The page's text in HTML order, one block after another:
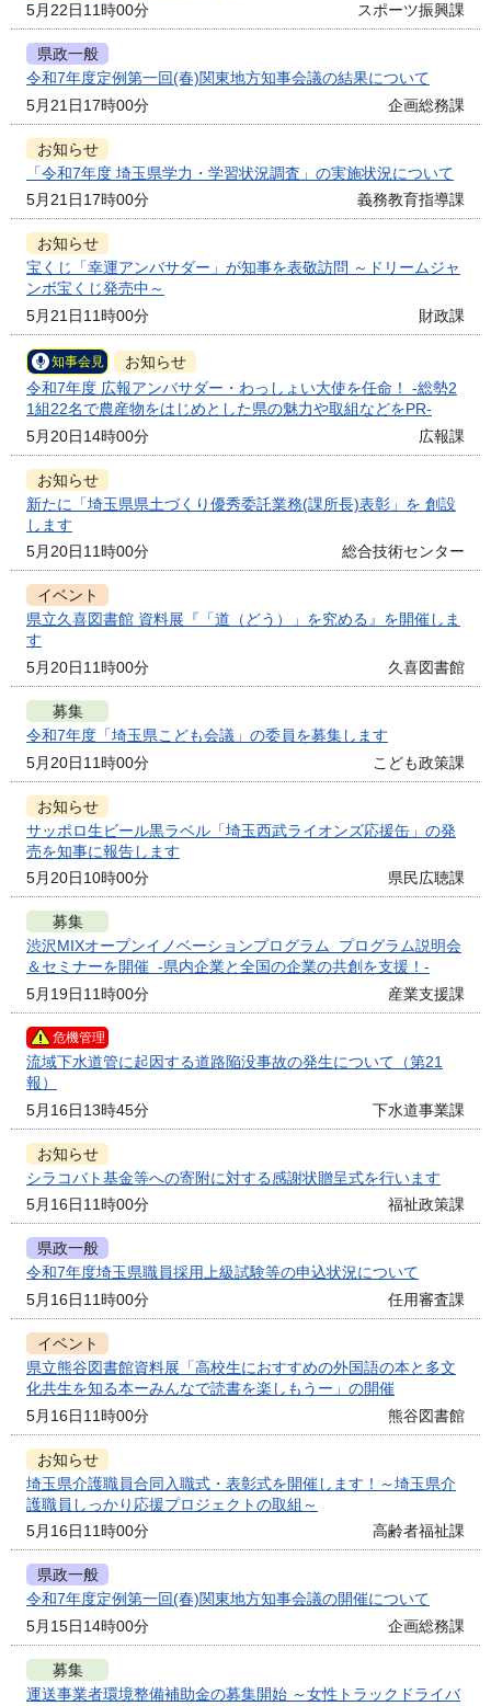
5月22日11時00分
スポーツ振興課
県政一般
令和7年度定例第一回(春)関東地方知事会議の結果について
5月21日17時00分
企画総務課
お知らせ
「令和7年度 埼玉県学力・学習状況調査」の実施状況について
5月21日17時00分
義務教育指導課
お知らせ
宝くじ「幸運アンバサダー」が知事を表敬訪問 ～ドリームジャ
ンボ宝くじ発売中～
5月21日11時00分
財政課
知事会見
お知らせ
令和7年度 広報アンバサダー・わっしょい大使を任命！ -総勢2
1組22名で農産物をはじめとした県の魅力や取組などをPR-
5月20日14時00分
広報課
お知らせ
新たに「埼玉県県土づくり優秀委託業務(課所長)表彰」を 創設
します
5月20日11時00分
総合技術センター
イベント
県立久喜図書館 資料展『「道（どう）」を究める』を開催しま
す
5月20日11時00分
久喜図書館
募集
令和7年度「埼玉県こども会議」の委員を募集します
5月20日11時00分
こども政策課
お知らせ
サッポロ生ビール黒ラベル「埼玉西武ライオンズ応援缶」の発
売を知事に報告します
5月20日10時00分
県民広聴課
募集
渋沢MIXオープンイノベーションプログラム プログラム説明会
＆セミナーを開催 -県内企業と全国の企業の共創を支援！-
5月19日11時00分
産業支援課
危機管理
流域下水道管に起因する道路陥没事故の発生について（第21
報）
5月16日13時45分
下水道事業課
お知らせ
シラコバト基金等への寄附に対する感謝状贈呈式を行います
5月16日11時00分
福祉政策課
県政一般
令和7年度埼玉県職員採用上級試験等の申込状況について
5月16日11時00分
任用審査課
イベント
県立熊谷図書館資料展「高校生におすすめの外国語の本と多文
化共生を知る本ーみんなで読書を楽しもうー」の開催
5月16日11時00分
熊谷図書館
お知らせ
埼玉県介護職員合同入職式・表彰式を開催します！～埼玉県介
護職員しっかり応援プロジェクトの取組～
5月16日11時00分
高齢者福祉課
県政一般
令和7年度定例第一回(春)関東地方知事会議の開催について
5月15日14時00分
企画総務課
募集
運送事業者環境整備補助金の募集開始 ～女性トラックドライバ